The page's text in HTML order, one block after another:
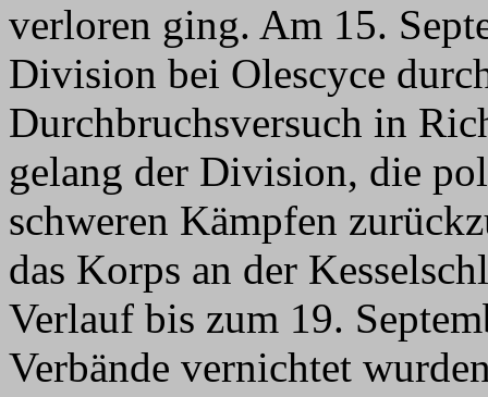
verloren ging. Am 15.
Division bei Olescyce
Durchbruchsversuch in
gelang der Division, die
schweren Kämpfen
das Korps an der
Verlauf bis zum 19.
Verbände vernichtet